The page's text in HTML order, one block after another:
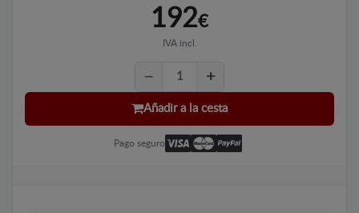
192€
IVA incl.
Añadir a la cesta
Pago seguro